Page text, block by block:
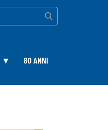
80 ANNI